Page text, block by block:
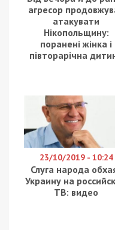
Протягом ночі
атакували
безпілотниками
опинилися
Павлоградський
центр. Про це
Дніпропетровська
Найбільше
обстрілював
Марганецьку та